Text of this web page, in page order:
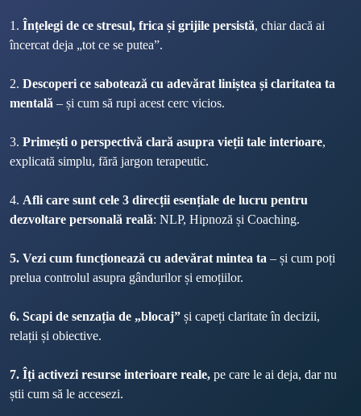
1. Înțelegi de ce stresul, frica și grijile persistă, chiar dacă ai
încercat deja „tot ce se putea”.
2. Descoperi ce sabotează cu adevărat liniștea și claritatea ta
mentală – și cum să rupi acest cerc vicios.
3. Primești o perspectivă clară asupra vieții tale interioare,
explicată simplu, fără jargon terapeutic.
4. Afli care sunt cele 3 direcții esențiale de lucru pentru
dezvoltare personală reală: NLP, Hipnoză și Coaching.
5. Vezi cum funcționează cu adevărat mintea ta – și cum poți
prelua controlul asupra gândurilor și emoțiilor.
6. Scapi de senzația de „blocaj” și capeți claritate în decizii,
relații și obiective.
7. Îți activezi resurse interioare reale, pe care le ai deja, dar nu
știi cum să le accesezi.